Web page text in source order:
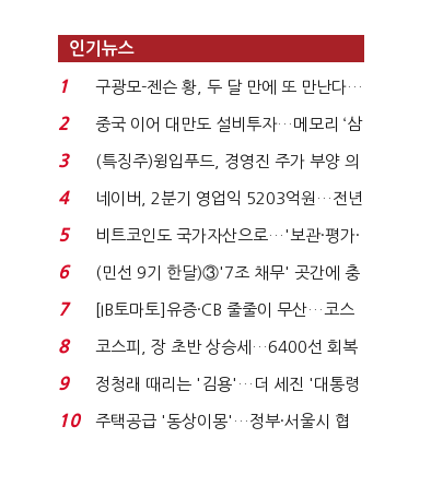
인기뉴스
1
구광모-젠슨 황, 두 달 만에 또 만난다…
로봇·AI 등 논...
2
중국 이어 대만도 설비투자…메모리 ‘삼
국전쟁’
3
(특징주)윙입푸드, 경영진 주가 부양 의
지에 상한가...
4
네이버, 2분기 영업익 5203억원…전년
비 0.2% 감소...
5
비트코인도 국가자산으로…'보관·평가·
처분' 기준은 ...
6
(민선 9기 한달)③'7조 채무' 곳간에 충
격…추미애, 20년...
7
[IB토마토]유증·CB 줄줄이 무산…코스
닥 벌점 급증에 ...
8
코스피, 장 초반 상승세…6400선 회복
시도
9
정청래 때리는 '김용'…더 세진 '대통령
최측근' 입...
10
주택공급 '동상이몽'…정부·서울시 협